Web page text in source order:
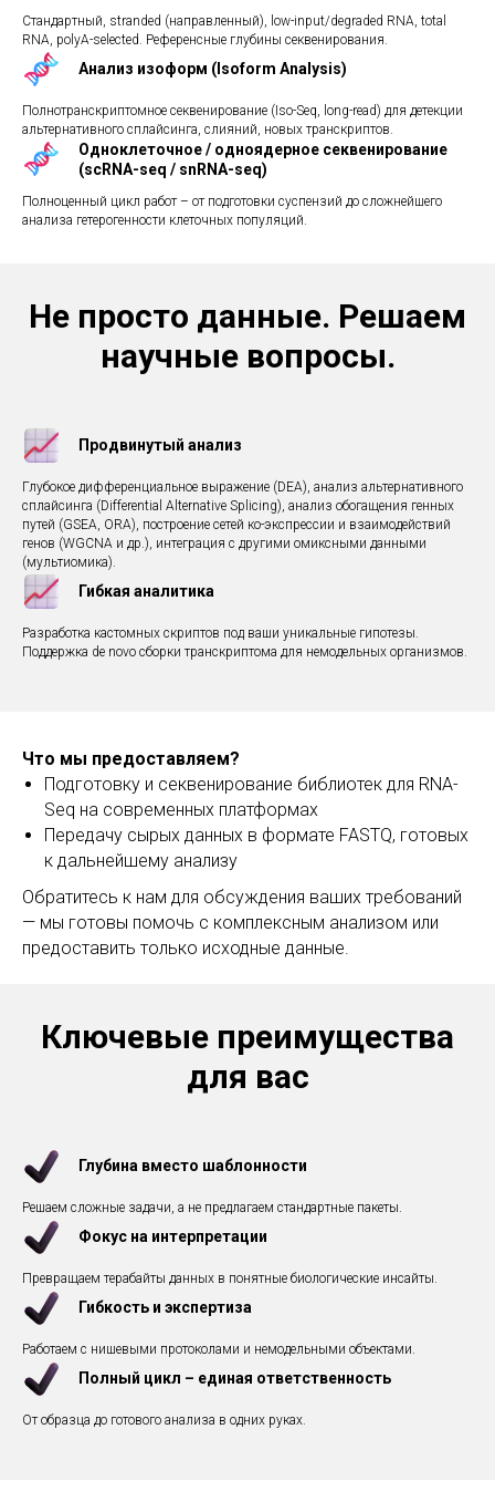
Стандартный, stranded (направленный), low-input/degraded RNA, total
RNA, polyA-selected. Референсные глубины секвенирования.
Анализ изоформ (Isoform Analysis)
Полнотранскриптомное секвенирование (Iso-Seq, long-read) для детекции
альтернативного сплайсинга, слияний, новых транскриптов.
Одноклеточное / одноядерное секвенирование
(scRNA-seq / snRNA-seq)
Полноценный цикл работ – от подготовки суспензий до сложнейшего
анализа гетерогенности клеточных популяций.
Не просто данные. Решаем
научные вопросы.
Продвинутый анализ
Глубокое дифференциальное выражение (DEA), анализ альтернативного
сплайсинга (Differential Alternative Splicing), анализ обогащения генных
путей (GSEA, ORA), построение сетей ко-экспрессии и взаимодействий
генов (WGCNA и др.), интеграция с другими омиксными данными
(мультиомика).
Гибкая аналитика
Разработка кастомных скриптов под ваши уникальные гипотезы.
Поддержка de novo сборки транскриптома для немодельных организмов.
Что мы предоставляем?
Подготовку и секвенирование библиотек для RNA-
Seq на современных платформах
Передачу сырых данных в формате FASTQ, готовых
к дальнейшему анализу
Обратитесь к нам для обсуждения ваших требований
— мы готовы помочь с комплексным анализом или
предоставить только исходные данные.
Ключевые преимущества
для вас
Глубина вместо шаблонности
Решаем сложные задачи, а не предлагаем стандартные пакеты.
Фокус на интерпретации
Превращаем терабайты данных в понятные биологические инсайты.
Гибкость и экспертиза
Работаем с нишевыми протоколами и немодельными объектами.
Полный цикл – единая ответственность
От образца до готового анализа в одних руках.